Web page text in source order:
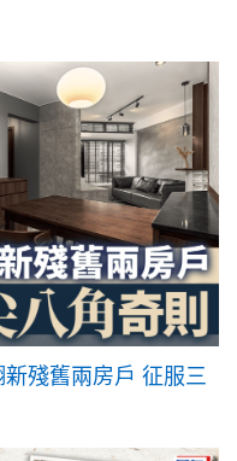
殘舊兩房戶 征服三